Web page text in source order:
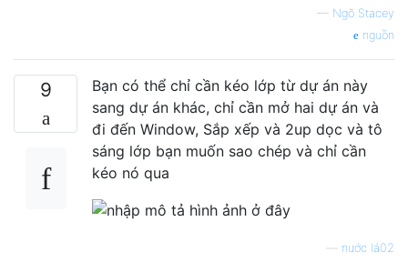
— Ngõ Stacey
nguồn
9
Bạn có thể chỉ cần kéo lớp từ dự án này
sang dự án khác, chỉ cần mở hai dự án và
đi đến Window, Sắp xếp và 2up dọc và tô
sáng lớp bạn muốn sao chép và chỉ cần
kéo nó qua
nước lá02